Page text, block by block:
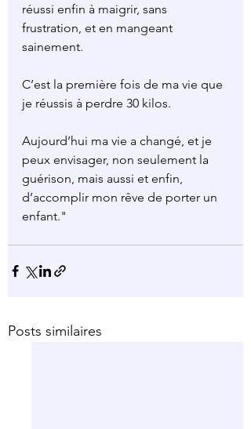
réussi enfin à maigrir, sans
frustration, et en mangeant
sainement.
C’est la première fois de ma vie que
je réussis à perdre 30 kilos.
Aujourd’hui ma vie a changé, et je
peux envisager, non seulement la
guérison, mais aussi et enfin,
d’accomplir mon rêve de porter un
enfant."
Posts similaires